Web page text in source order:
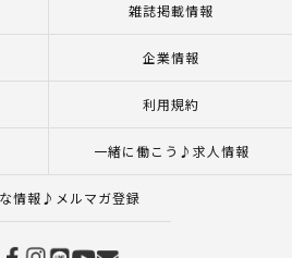
雑誌掲載情報
企業情報
利用規約
一緒に働こう♪求人情報
情報♪メルマガ登録